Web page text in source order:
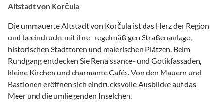
Altstadt von Korčula
Die ummauerte Altstadt von Korčula ist das Herz der Region
und beeindruckt mit ihrer regelmäßigen Straßenanlage,
historischen Stadttoren und malerischen Plätzen. Beim
Rundgang entdecken Sie Renaissance- und Gotikfassaden,
kleine Kirchen und charmante Cafés. Von den Mauern und
Bastionen eröffnen sich eindrucksvolle Ausblicke auf das
Meer und die umliegenden Inselchen.